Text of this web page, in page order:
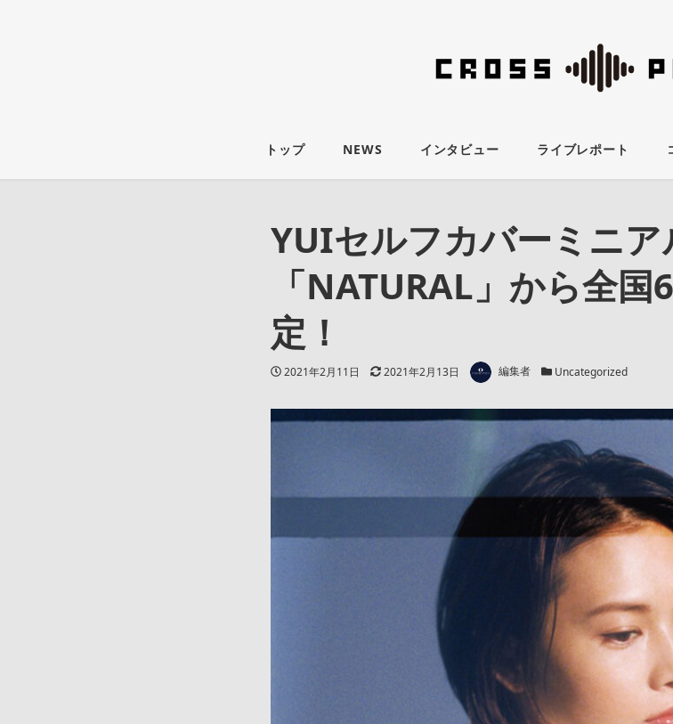
トップ NEWS インタビュー ライブレポート
YUIセルフカバーミニア
「NATURAL」から全
定！
投稿日
2021年2月11日 更新日
2021年2月13日 著者 編集者 カテゴリー
Uncategorized